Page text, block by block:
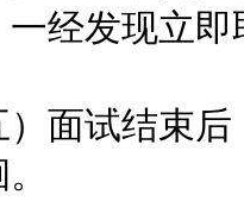
一经发现立
试结束后